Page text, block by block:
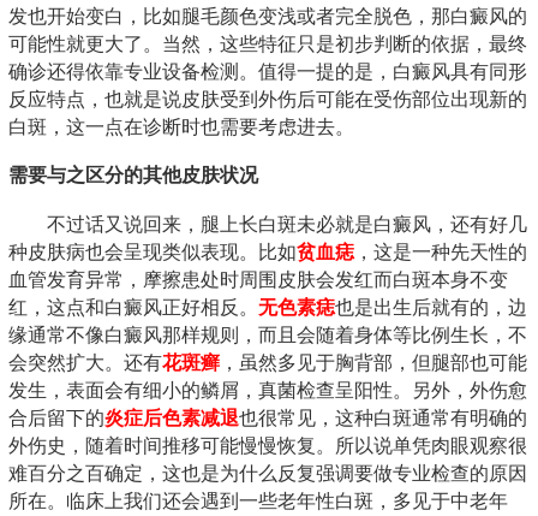
发也开始变白，比如腿毛颜色变浅或者完全脱色，那白癜风的
可能性就更大了。当然，这些特征只是初步判断的依据，最终
确诊还得依靠专业设备检测。值得一提的是，白癜风具有同形
反应特点，也就是说皮肤受到外伤后可能在受伤部位出现新的
白斑，这一点在诊断时也需要考虑进去。
需要与之区分的其他皮肤状况
不过话又说回来，腿上长白斑未必就是白癜风，还有好几
种皮肤病也会呈现类似表现。比如贫血痣 ，这是一种先天性的
血管发育异常，摩擦患处时周围皮肤会发红而白斑本身不变
红，这点和白癜风正好相反。 无色素痣也是出生后就有的，边
缘通常不像白癜风那样规则，而且会随着身体等比例生长，不
会突然扩大。还有花斑癣 ，虽然多见于胸背部，但腿部也可能
发生，表面会有细小的鳞屑，真菌检查呈阳性。另外，外伤愈
合后留下的炎症后色素减退也很常见，这种白斑通常有明确的
外伤史，随着时间推移可能慢慢恢复。所以说单凭肉眼观察很
难百分之百确定，这也是为什么反复强调要做专业检查的原因
所在。临床上我们还会遇到一些老年性白斑，多见于中老年